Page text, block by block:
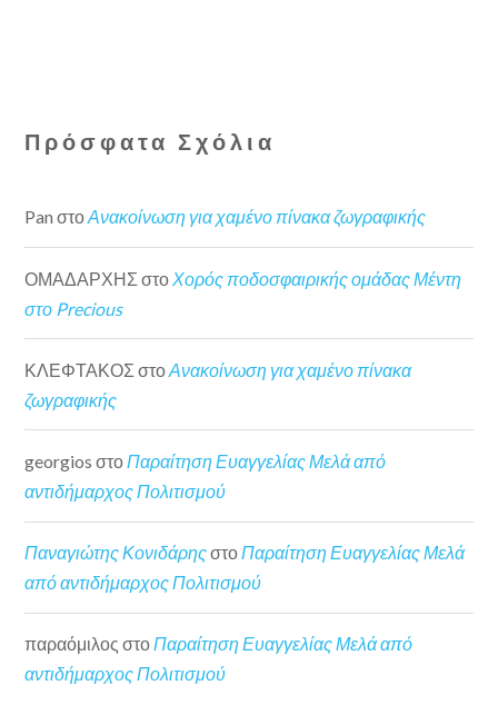
Πρόσφατα Σχόλια
Pan στοΑνακοίνωση για χαμένο πίνακα ζωγραφικής
ΟΜΑΔΑΡΧΗΣ στο Χορός ποδοσφαιρικής ομάδας Μέντη
στο Precious
ΚΛΕΦΤΑΚΟΣ στοΑνακοίνωση για χαμένο πίνακα
ζωγραφικής
georgios στοΠαραίτηση Ευαγγελίας Μελά από
αντιδήμαρχος Πολιτισμού
Παναγιώτης ΚονιδάρηςστοΠαραίτηση Ευαγγελίας Μελά
από αντιδήμαρχος Πολιτισμού
παραόμιλος στοΠαραίτηση Ευαγγελίας Μελά από
αντιδήμαρχος Πολιτισμού